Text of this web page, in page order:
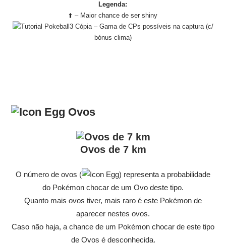
Legenda:
⬆️ – Maior chance de ser shiny
– Gama de CPs possíveis na captura (c/
bónus clima)
Ovos
Ovos de 7 km
O número de ovos (
) representa a probabilidade
do Pokémon chocar de um Ovo deste tipo.
Quanto mais ovos tiver, mais raro é este Pokémon de
aparecer nestes ovos.
Caso não haja, a chance de um Pokémon chocar de este tipo
de Ovos é desconhecida.